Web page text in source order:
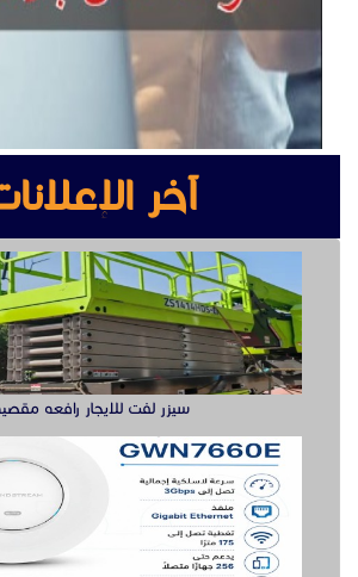
سيزر لفت للايجار رافعه مقصيه
أكس بوينت جراند ستريم
سويتش ريجي حل متكامل لتوسعة